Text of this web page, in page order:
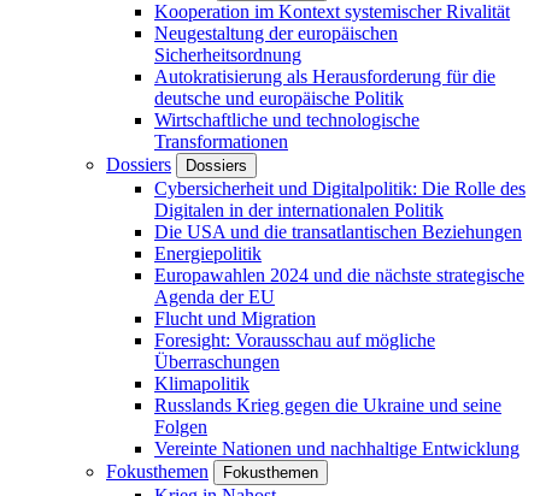
Kooperation im Kontext systemischer Rivalität
Neugestaltung der europäischen
Sicherheitsordnung
Autokratisierung als Herausforderung für die
deutsche und europäische Politik
Wirtschaftliche und technologische
Transformationen
Dossiers
Dossiers
Cybersicherheit und Digitalpolitik: Die Rolle des
Digitalen in der internationalen Politik
Die USA und die transatlantischen Beziehungen
Energiepolitik
Europawahlen 2024 und die nächste strategische
Agenda der EU
Flucht und Migration
Foresight: Vorausschau auf mögliche
Überraschungen
Klimapolitik
Russlands Krieg gegen die Ukraine und seine
Folgen
Vereinte Nationen und nachhaltige Entwicklung
Fokusthemen
Fokusthemen